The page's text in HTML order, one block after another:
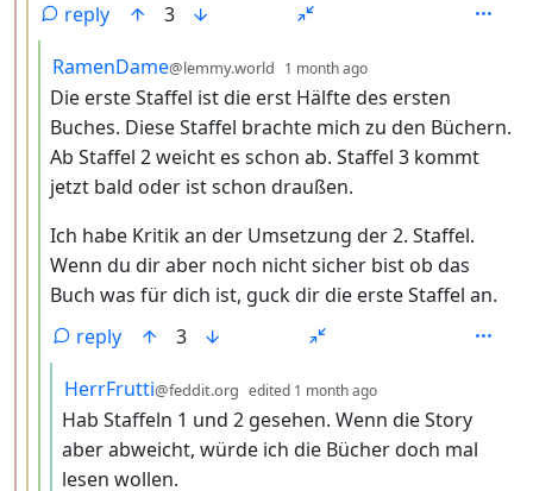
reply
3
by
RamenDame@lemmy.world 1 month ago
Die erste Staffel ist die erst Hälfte des ersten
Buches. Diese Staffel brachte mich zu den Büchern.
Ab Staffel 2 weicht es schon ab. Staffel 3 kommt
jetzt bald oder ist schon draußen.
Ich habe Kritik an der Umsetzung der 2. Staffel.
Wenn du dir aber noch nicht sicher bist ob das
Buch was für dich ist, guck dir die erste Staffel an.
reply
3
by
HerrFrutti@feddit.org edited 1 month ago
Hab Staffeln 1 und 2 gesehen. Wenn die Story
aber abweicht, würde ich die Bücher doch mal
lesen wollen.